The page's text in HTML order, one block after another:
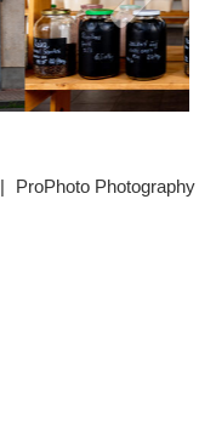
|
ProPhoto Photography